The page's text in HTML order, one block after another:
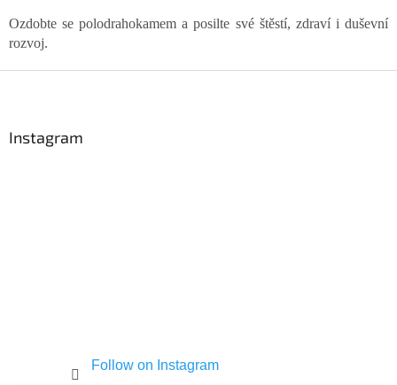
n
o
Ozdobte se polodrahokamem a posilte své štěstí, zdraví i duševní
rozvoj.
Instagram
Follow on Instagram